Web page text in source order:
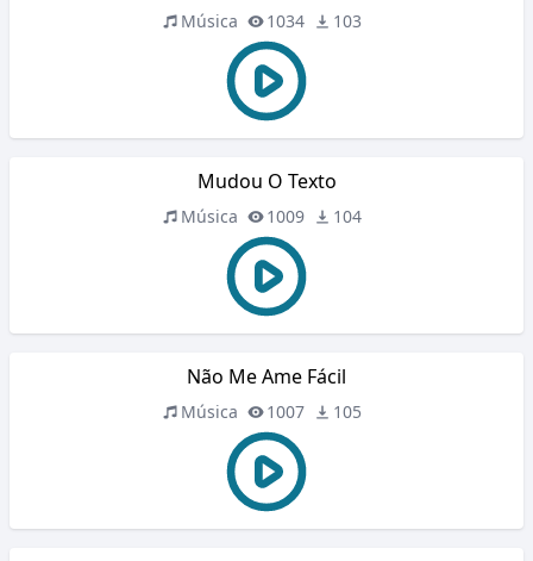
Música 1034 103
Mudou O Texto
Música 1009 104
Não Me Ame Fácil
Música 1007 105